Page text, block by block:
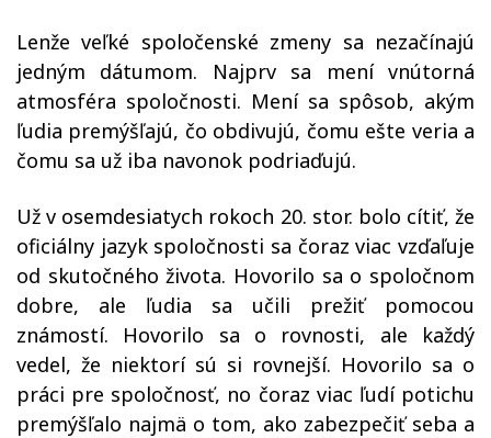
Lenže veľké spoločenské zmeny sa nezačínajú
jedným dátumom. Najprv sa mení vnútorná
atmosféra spoločnosti. Mení sa spôsob, akým
ľudia premýšľajú, čo obdivujú, čomu ešte veria a
čomu sa už iba navonok podriaďujú.
Už v osemdesiatych rokoch 20. stor. bolo cítiť, že
oficiálny jazyk spoločnosti sa čoraz viac vzďaľuje
od skutočného života. Hovorilo sa o spoločnom
dobre, ale ľudia sa učili prežiť pomocou
známostí. Hovorilo sa o rovnosti, ale každý
vedel, že niektorí sú si rovnejší. Hovorilo sa o
práci pre spoločnosť, no čoraz viac ľudí potichu
premýšľalo najmä o tom, ako zabezpečiť seba a